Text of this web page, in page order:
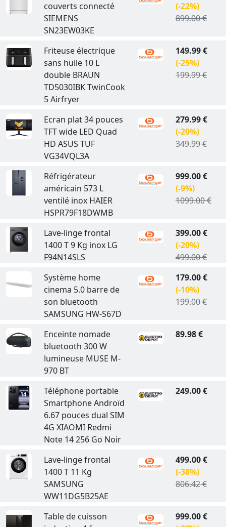
couverts connecté
SIEMENS
SN23EW03KE
(-22%)
899.00 €
Friteuse électrique
sans huile 10 L
double BRAUN
TD5030IBK TwinCook
5 Airfryer
149.99 €
(-25%)
199.99 €
Ecran plat 34 pouces
TFT wide LED Quad
HD ASUS TUF
VG34VQL3A
279.99 €
(-20%)
349.99 €
Réfrigérateur
américain 573 L
ventilé inox HAIER
HSPR79F18DWMB
999.00 €
(-9%)
1099.00 €
Lave-linge frontal
1400 T 9 Kg inox LG
F94N14SLS
399.00 €
(-20%)
499.00 €
Système home
cinema 5.0 barre de
son bluetooth
SAMSUNG HW-S67D
179.00 €
(-10%)
199.00 €
Enceinte nomade
bluetooth 300 W
lumineuse MUSE M-
970 BT
89.98 €
Téléphone portable
Smartphone Androïd
6.67 pouces dual SIM
4G XIAOMI Redmi
Note 14 256 Go Noir
249.00 €
Lave-linge frontal
1400 T 11 Kg
SAMSUNG
WW11DG5B25AE
499.00 €
(-38%)
806.42 €
Table de cuisson
999.00 €